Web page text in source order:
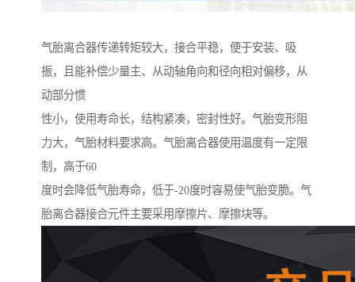
气胎离合器传递转矩较大，接合平稳，便于安装、吸
振，且能补偿少量主、从动轴角向和径向相对偏移，从
动部分惯
性小，使用寿命长，结构紧凑，密封性好。气胎变形阻
力大，气胎材料要求高。气胎离合器使用温度有一定限
制，高于60
度时会降低气胎寿命，低于-20度时容易使气胎变脆。气
胎离合器接合元件主要采用摩擦片、摩擦块等。